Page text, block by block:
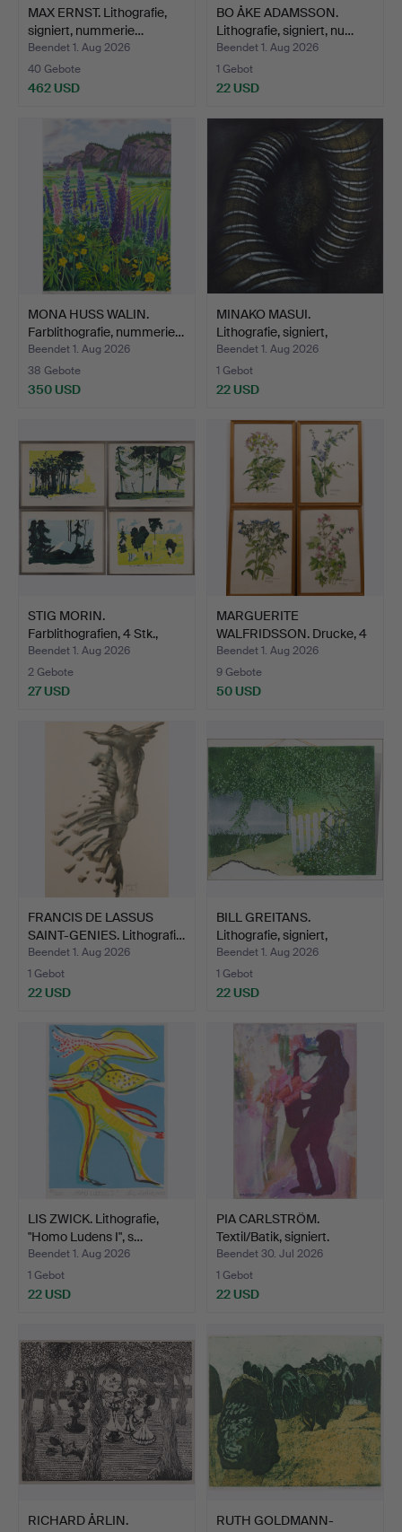
MAX ERNST. Lithografie,
signiert, nummerie…
Beendet 1. Aug 2026
40 Gebote
462 USD
BO ÅKE ADAMSSON.
Lithografie, signiert, nu…
Beendet 1. Aug 2026
1 Gebot
22 USD
MONA HUSS WALIN.
Farblithografie, nummerie…
Beendet 1. Aug 2026
38 Gebote
350 USD
MINAKO MASUI.
Lithografie, signiert,
numme…
Beendet 1. Aug 2026
1 Gebot
22 USD
STIG MORIN.
Farblithografien, 4 Stk.,
numm…
Beendet 1. Aug 2026
2 Gebote
27 USD
MARGUERITE
WALFRIDSSON. Drucke, 4
Stk., si…
Beendet 1. Aug 2026
9 Gebote
50 USD
FRANCIS DE LASSUS
SAINT-GENIES. Lithografi…
Beendet 1. Aug 2026
1 Gebot
22 USD
BILL GREITANS.
Lithografie, signiert,
numm…
Beendet 1. Aug 2026
1 Gebot
22 USD
LIS ZWICK. Lithografie,
"Homo Ludens I", s…
Beendet 1. Aug 2026
1 Gebot
22 USD
PIA CARLSTRÖM.
Textil/Batik, signiert.
Beendet 30. Jul 2026
1 Gebot
22 USD
RICHARD ÅRLIN.
RUTH GOLDMANN-